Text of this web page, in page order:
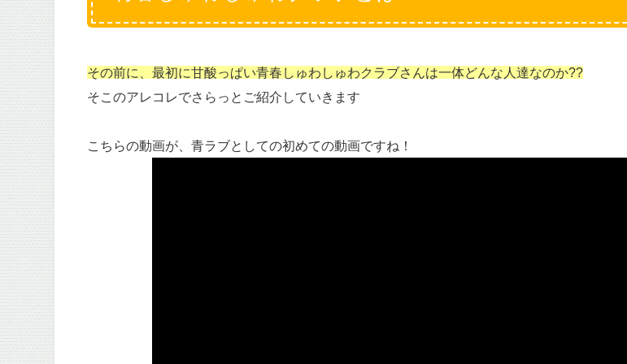
その前に、最初に甘酸っぱい青春しゅわしゅわクラブさんは一体どんな人達なのか??
そこのアレコレでさらっとご紹介していきます
こちらの動画が、青ラブとしての初めての動画ですね！